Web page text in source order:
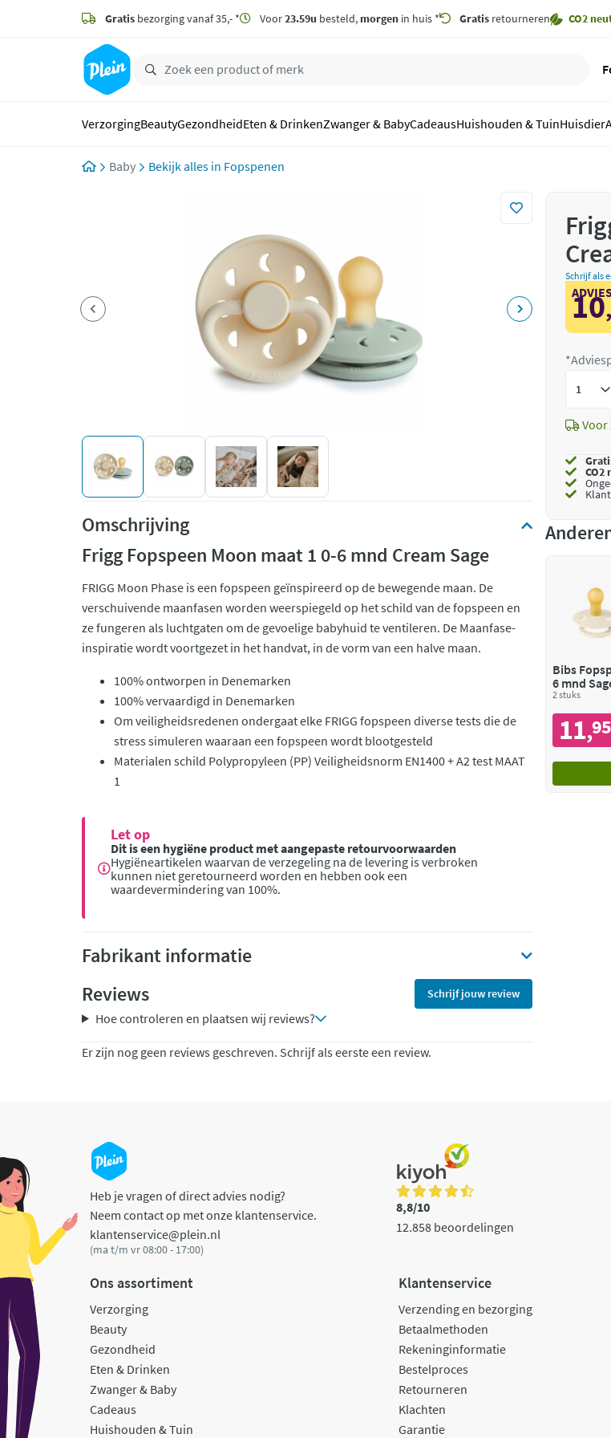
zoeken
hoofdinhoud
Gratis bezorging vanaf 35,- * Voor23.59u besteld, morgen in huis * Gratis retourneren CO2
VerzorgingBeautyGezondheidEten & DrinkenZwanger & BabyCadeausHuishouden & TuinHuisdier
Baby Fopspenen
Omschrijving
Frigg Fopspeen Moon maat 1 0-6 mnd Cream Sage
FRIGG Moon Phase is een fopspeen geïnspireerd op de bewegende maan. De
verschuivende maanfasen worden weerspiegeld op het schild van de fopspeen en
ze fungeren als luchtgaten om de gevoelige babyhuid te ventileren. De Maanfase-
inspiratie wordt voortgezet in het handvat, in de vorm van een halve maan.
100% ontworpen in Denemarken
100% vervaardigd in Denemarken
Om veiligheidsredenen ondergaat elke FRIGG fopspeen diverse tests die de
stress simuleren waaraan een fopspeen wordt blootgesteld
Materialen schild Polypropyleen (PP) Veiligheidsnorm EN1400 + A2 test MAAT
1
Let op
Dit is een hygiëne product met aangepaste retourvoorwaarden
Hygiëneartikelen waarvan de verzegeling na de levering is verbroken
kunnen niet geretourneerd worden en hebben ook een
waardevermindering van 100%.
Fabrikant informatie
Reviews
Schrijf jouw review
Hoe controleren en plaatsen wij reviews?
Er zijn nog geen reviews geschreven. Schrijf als eerste een review.
Schrijf als
10,
Voor
CO2
Bibs
6 mnd
2 stuks
11,95
Heb je vragen of direct advies nodig?
Neem contact op met onze klantenservice.
klantenservice@plein.nl
(ma t/m vr 08:00 - 17:00)
8,8/10
12.858 beoordelingen
Ons assortiment
Verzorging
Beauty
Gezondheid
Eten & Drinken
Zwanger & Baby
Cadeaus
Huishouden & Tuin
Klantenservice
Verzending en bezorging
Betaalmethoden
Rekeninginformatie
Bestelproces
Retourneren
Klachten
Garantie